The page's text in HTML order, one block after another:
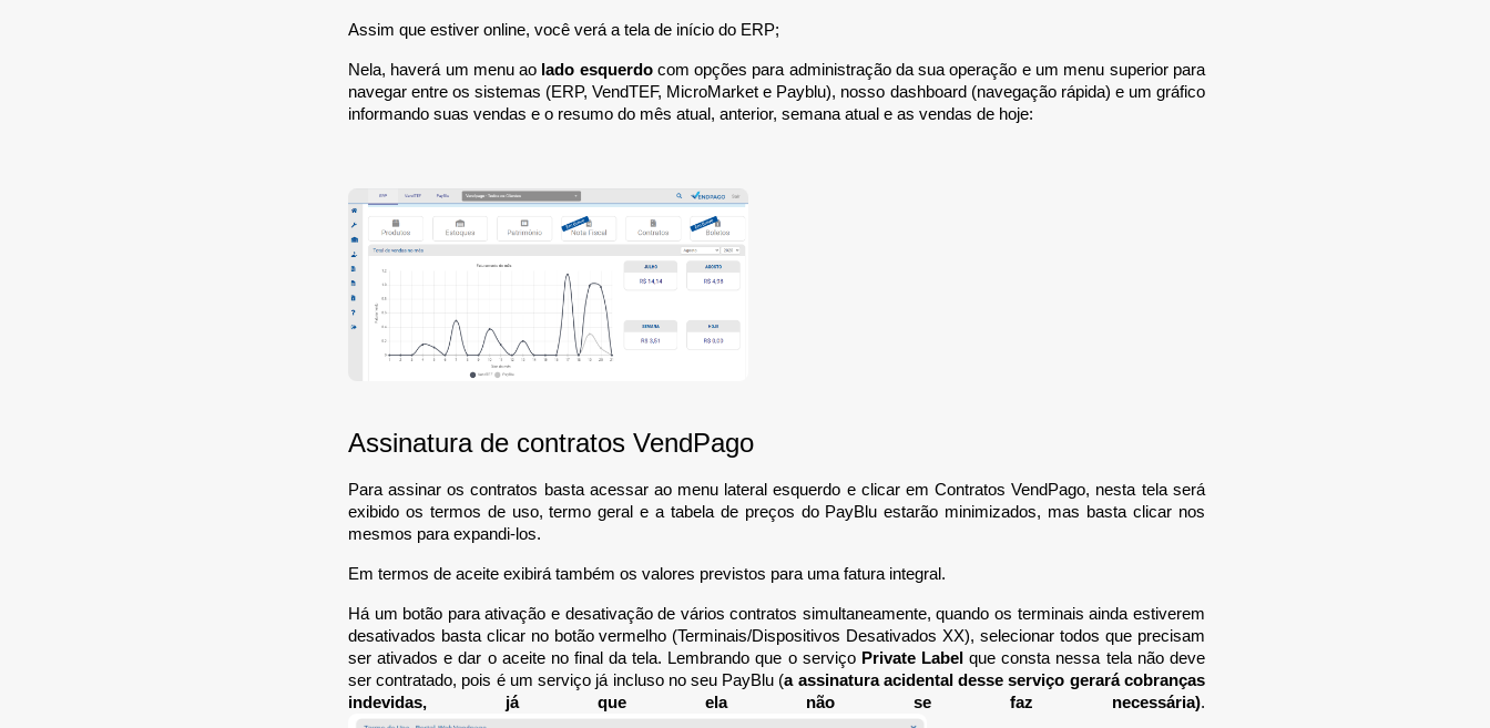
Assim que estiver online, você verá a tela de início do ERP;
Nela, haverá um menu ao lado esquerdocom opções para administração da sua operação e um menu superior para
navegar entre os sistemas (ERP, VendTEF, MicroMarket e Payblu), nosso dashboard (navegação rápida) e um gráfico
informando suas vendas e o resumo do mês atual, anterior, semana atual e as vendas de hoje:
Assinatura de contratos VendPago
Para assinar os contratos basta acessar ao menu lateral esquerdo e clicar em Contratos VendPago, nesta tela será
exibido os termos de uso, termo geral e a tabela de preços do PayBlu estarão minimizados, mas basta clicar nos
mesmos para expandi-los.
Em termos de aceite exibirá também os valores previstos para uma fatura integral.
Há um botão para ativação e desativação de vários contratos simultaneamente, quando os terminais ainda estiverem
desativados basta clicar no botão vermelho (Terminais/Dispositivos Desativados XX), selecionar todos que precisam
ser ativados e dar o aceite no final da tela. Lembrando que o serviço Private Label que consta nessa tela não deve
ser contratado, pois é um serviço já incluso no seu PayBlu (a assinatura acidental desse serviço gerará cobranças
indevidas, já que ela não se faz necessária).